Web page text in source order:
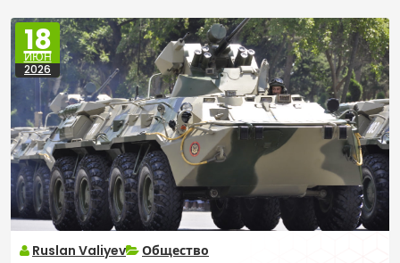
18
ИЮН
2026
Ruslan Valiyev Общество